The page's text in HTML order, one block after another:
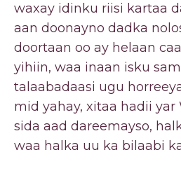
waxay idinku riisi kartaa
aan doonayno dadka
doortaan oo ay helaan
yihiin, waa inaan isku
talaabadaasi ugu
mid yahay, xitaa hadii yar
sida aad dareemayso,
waa halka uu ka bilaabi